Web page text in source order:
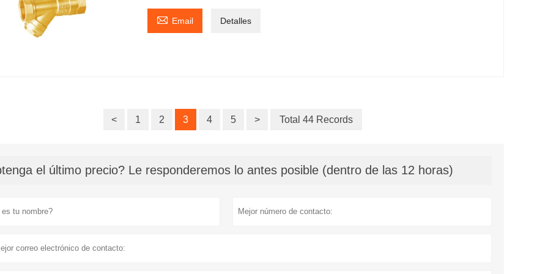
 Email Detalles
< 1 2 3 4 5 > Total 44 Records
el último precio? Le responderemos lo antes posible (dentro de las 12 horas)